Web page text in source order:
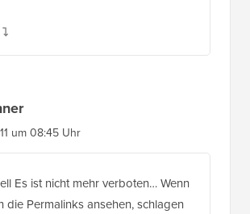
um 08:45 Uhr
Es ist nicht mehr verboten… Wenn
die Permalinks ansehen, schlagen